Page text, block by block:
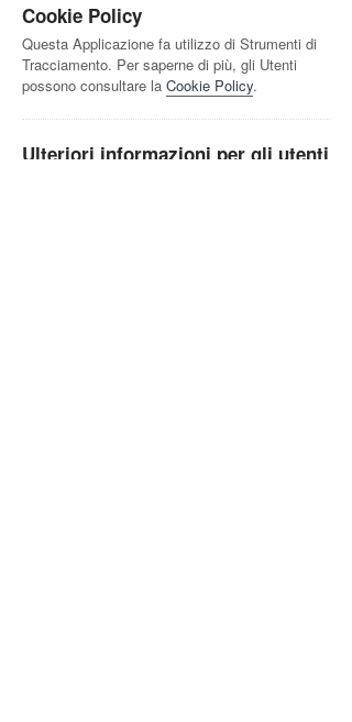
Cookie Policy
Questa Applicazione fa utilizzo di Strumenti di
Tracciamento. Per saperne di più, gli Utenti
possono consultare la Cookie Policy.
Ulteriori informazioni per gli utenti